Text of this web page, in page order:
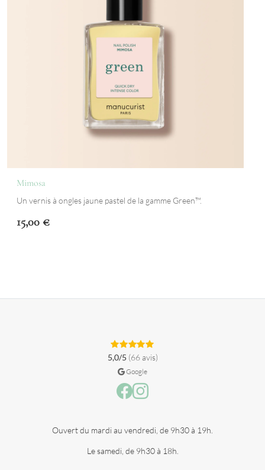
Mimosa
Un vernis à ongles jaune pastel de la gamme Green™.
15,00 €
5,0/5 (66 avis)
Google
Facebook
Instagram
Ouvert du mardi au vendredi, de 9h30 à 19h.
Le samedi, de 9h30 à 18h.